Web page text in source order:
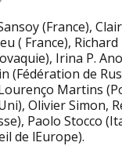
(France),
( France),
Irina P.
(Fédération de
Martins
Olivier Simon,
Paolo Stocco
de lEurope).